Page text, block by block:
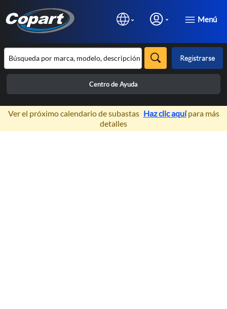
Menú
Registrarse
Centro de Ayuda
×
Ver el próximo calendario de subastas Haz clic aquípara más
detalles